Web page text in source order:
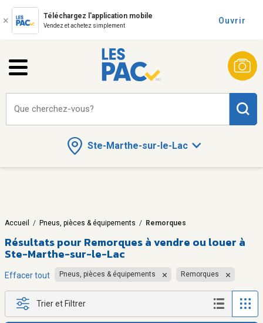
Téléchargez l'application mobile
Vendez et achetez simplement
Ouvrir
Ste-Marthe-sur-le-Lac
Que cherchez-vous?
Accueil / Pneus, pièces & équipements / Remorques
Résultats pour Remorques à vendre ou louer à
Ste-Marthe-sur-le-Lac
Effacer tout Pneus, pièces & équipements Remorques
Trier et Filtrer